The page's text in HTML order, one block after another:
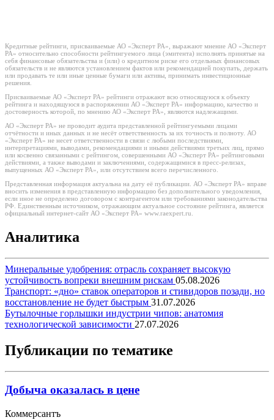
Кредитные рейтинги, присваиваемые АО «Эксперт РА», выражают мнение АО «Эксперт
РА» относительно способности рейтингуемого лица (эмитента) исполнять принятые на
себя финансовые обязательства и (или) о кредитном риске его отдельных финансовых
обязательств и не являются установлением фактов или рекомендацией покупать, держать
или продавать те или иные ценные бумаги или активы, принимать инвестиционные
решения.
Присваиваемые АО «Эксперт РА» рейтинги отражают всю относящуюся к объекту
рейтинга и находящуюся в распоряжении АО «Эксперт РА» информацию, качество и
достоверность которой, по мнению АО «Эксперт РА», являются надлежащими.
АО «Эксперт РА» не проводит аудита представленной рейтингуемыми лицами
отчётности и иных данных и не несёт ответственность за их точность и полноту. АО
«Эксперт РА» не несет ответственности в связи с любыми последствиями,
интерпретациями, выводами, рекомендациями и иными действиями третьих лиц, прямо
или косвенно связанными с рейтингом, совершенными АО «Эксперт РА» рейтинговыми
действиями, а также выводами и заключениями, содержащимися в пресс-релизах,
выпущенных АО «Эксперт РА», или отсутствием всего перечисленного.
Представленная информация актуальна на дату её публикации. АО «Эксперт РА» вправе
вносить изменения в представленную информацию без дополнительного уведомления,
если иное не определено договором с контрагентом или требованиями законодательства
РФ. Единственным источником, отражающим актуальное состояние рейтинга, является
официальный интернет-сайт АО «Эксперт РА» www.raexpert.ru.
Аналитика
Минеральные удобрения: отрасль сохраняет высокую
устойчивость вопреки внешним рискам 05.08.2026
Транспорт: «дно» ставок операторов и стивидоров позади, но
восстановление не будет быстрым 31.07.2026
Бутылочные горлышки индустрии чипов: анатомия
технологической зависимости 27.07.2026
Публикации по тематике
Добыча оказалась в цене
Коммерсантъ